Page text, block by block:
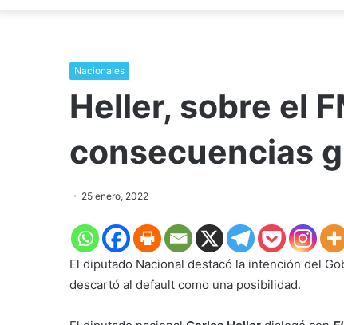
Nacionales
Heller, sobre el
consecuencias
25 enero, 2022
El diputado Nacional destacó la intención del
descartó al default como una posibilidad.